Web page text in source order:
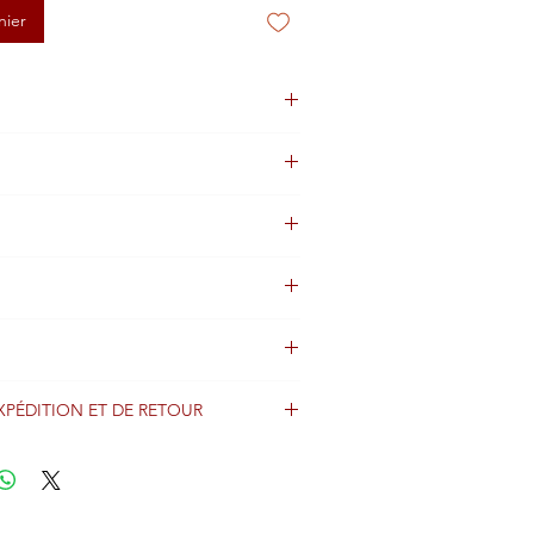
ET DE RETOUR
et sont expédiés dans le monde